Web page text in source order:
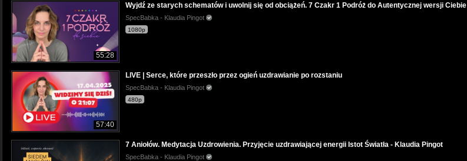
55:28
Wyjdź ze starych schematów i uwolnij się od obciążeń. 7 Czakr 1 Podróż do Autentycznej wersji Ciebie
SpecBabka - Klaudia Pingot
1080p
57:40
LIVE | Serce, które przeszło przez ogień uzdrawianie po rozstaniu
SpecBabka - Klaudia Pingot
480p
7 Aniołów. Medytacja Uzdrowienia. Przyjęcie uzdrawiającej energii Istot Światła - Klaudia Pingot
SpecBabka - Klaudia Pingot